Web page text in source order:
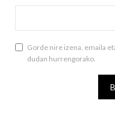
Gorde nire izena, emaila
dudan hurrengorako.